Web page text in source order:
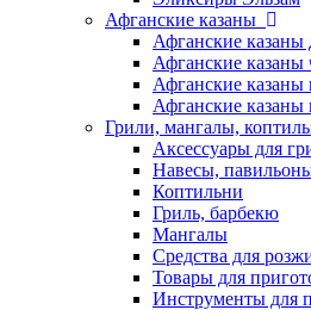
Афганские казаны
Афганские казаны
Афганские казаны
Афганские казаны
Афганские
Грили, мангалы,
Аксессуары для
Навесы,
Коптильни
Гриль, барбекю
Мангалы
Средства для
Товары для
Инструменты для